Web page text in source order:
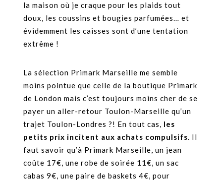
la maison où je craque pour les plaids tout
doux, les coussins et bougies parfumées… et
évidemment les caisses sont d’une tentation
extrême !
La sélection Primark Marseille me semble
moins pointue que celle de la boutique Primark
de London mais c’est toujours moins cher de se
payer un aller-retour Toulon-Marseille qu’un
trajet Toulon-Londres ?! En tout cas, les
petits prix incitent aux achats compulsifs. Il
faut savoir qu’à Primark Marseille, un jean
coûte 17€, une robe de soirée 11€, un sac
cabas 9€, une paire de baskets 4€, pour